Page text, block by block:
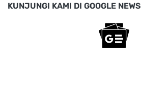
KUNJUNGI KAMI DI GOOGLE NEWS